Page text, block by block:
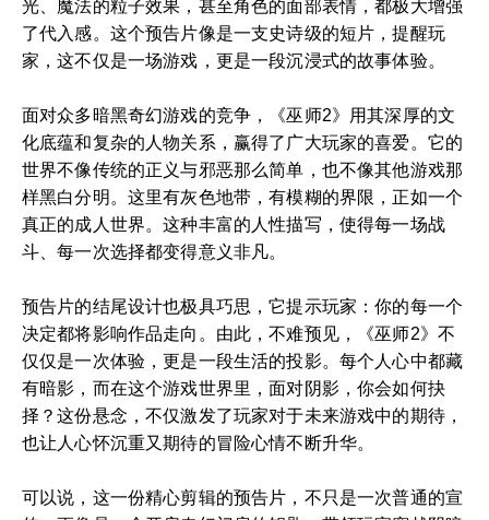
光、魔法的粒子效果，甚至角色的面部表情，都极大增强
了代入感。这个预告片像是一支史诗级的短片，提醒玩
家，这不仅是一场游戏，更是一段沉浸式的故事体验。
面对众多暗黑奇幻游戏的竞争，《巫师2》用其深厚的文
化底蕴和复杂的人物关系，赢得了广大玩家的喜爱。它的
世界不像传统的正义与邪恶那么简单，也不像其他游戏那
样黑白分明。这里有灰色地带，有模糊的界限，正如一个
真正的成人世界。这种丰富的人性描写，使得每一场战
斗、每一次选择都变得意义非凡。
预告片的结尾设计也极具巧思，它提示玩家：你的每一个
决定都将影响作品走向。由此，不难预见，《巫师2》不
仅仅是一次体验，更是一段生活的投影。每个人心中都藏
有暗影，而在这个游戏世界里，面对阴影，你会如何抉
择？这份悬念，不仅激发了玩家对于未来游戏中的期待，
也让人心怀沉重又期待的冒险心情不断升华。
可以说，这一份精心剪辑的预告片，不只是一次普通的宣